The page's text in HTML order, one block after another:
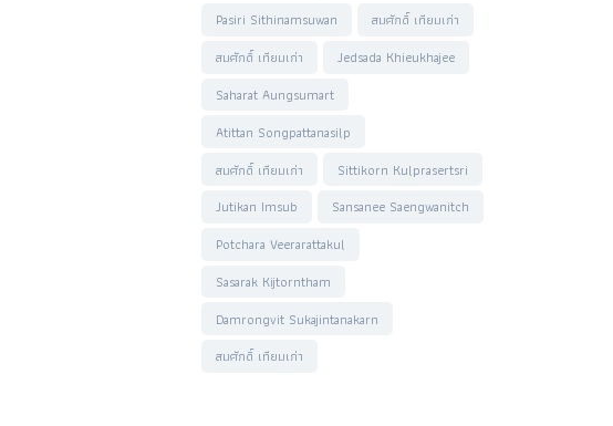
Pasiri Sithinamsuwan
สมศักดิ์ เทียมเก่า
สมศักดิ์ เทียมเก่า
Jedsada Khieukhajee
Saharat Aungsumart
Atittan Songpattanasilp
สมศักดิ์ เทียมเก่า
Sittikorn Kulprasertsri
Jutikan Imsub
Sansanee Saengwanitch
Potchara Veerarattakul
Sasarak Kijtorntham
Damrongvit Sukajintanakarn
สมศักดิ์ เทียมเก่า